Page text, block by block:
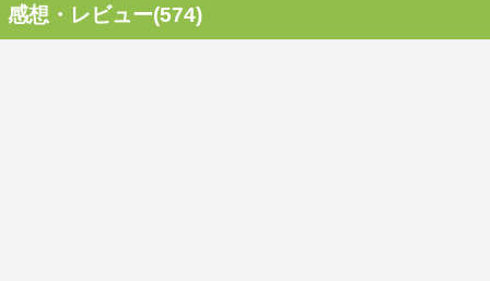
感想・レビュー(574)